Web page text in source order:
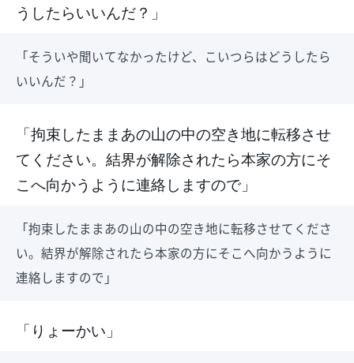
うしたらいいんだ？」
「そういや聞いてなかったけど、こいつらはどうしたら
いいんだ？」
「拘束したままあの山の中の空き地に転移させ
てください。結界が解除されたら本家の方にそ
こへ向かうように連絡しますので」
「拘束したままあの山の中の空き地に転移させてくださ
い。結界が解除されたら本家の方にそこへ向かうように
連絡しますので」
「りょーかい」